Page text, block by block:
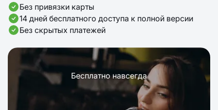
Без привязки карты
14 дней бесплатного доступа к полной версии
Без скрытых платежей
Бесплатно навсегда